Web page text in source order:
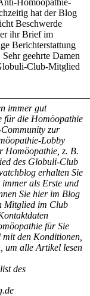
hat der Blog
Beschwerde
ihr Brief im
Berichterstattung
geehrte Damen
Club-Mitglied
immer gut
für die Homöopathie
zur
Lobby
Homöopathie, z. B.
des Globuli-Club
erhalten Sie
als Erste und
Sie hier im Blog
Mitglied im Club
für Sie
den Konditionen,
um alle Artikel lesen
des